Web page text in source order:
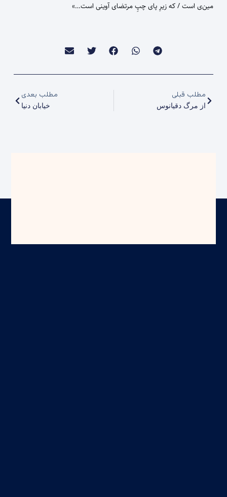
مین‌ی است / که زیرِ پای چپِ مرتضای آوینی است…»
مطلب قبلی
از مرگ دقیانوس
مطلب بعدی
خیابان دنیا